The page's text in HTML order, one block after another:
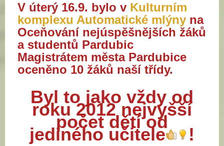
V úterý 16.9. bylo v Kulturním
komplexu Automatické mlýny na
Oceňování nejúspěšnějších žáků
a studentů Pardubic
Magistrátem města Pardubice
oceněno 10 žáků naší třídy.
Byl to jako vždy od
roku 2012 nejvyšší
počet dětí od
jediného učitele !